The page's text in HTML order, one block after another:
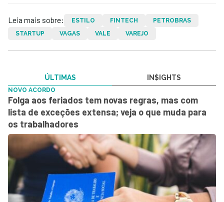
Leia mais sobre: ESTILO FINTECH
PETROBRAS
STARTUP
VAGAS VALE VAREJO
ÚLTIMAS IN$IGHTS
NOVO ACORDO
Folga aos feriados tem novas regras, mas com
lista de exceções extensa; veja o que muda para
os trabalhadores